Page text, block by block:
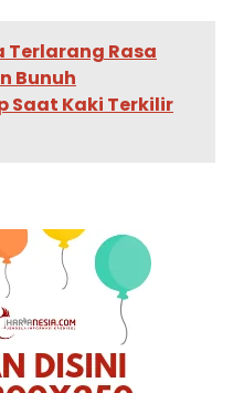
Terlarang Rasa
Bunuh
Saat Kaki Terkilir